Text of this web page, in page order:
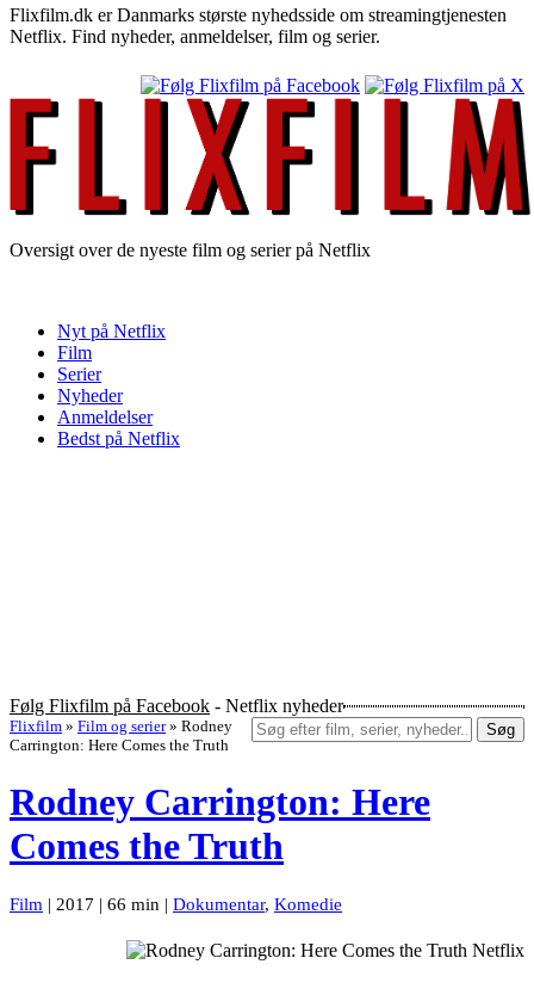
Flixfilm.dk er Danmarks største nyhedsside om streamingtjenesten
Netflix. Find nyheder, anmeldelser, film og serier.
Oversigt over de nyeste film og serier på Netflix
Nyt på Netflix
Film
Serier
Nyheder
Anmeldelser
Bedst på Netflix
Følg Flixfilm på Facebook - Netflix nyheder
Søg
Flixfilm » Film og serier » Rodney
Carrington: Here Comes the Truth
Rodney Carrington: Here
Comes the Truth
Film | 2017 | 66 min | Dokumentar, Komedie